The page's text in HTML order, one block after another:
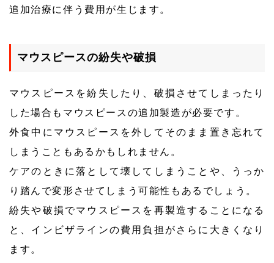
追加治療に伴う費用が生じます。
マウスピースの紛失や破損
マウスピースを紛失したり、破損させてしまったり
した場合もマウスピースの追加製造が必要です。
外食中にマウスピースを外してそのまま置き忘れて
しまうこともあるかもしれません。
ケアのときに落として壊してしまうことや、うっか
り踏んで変形させてしまう可能性もあるでしょう。
紛失や破損でマウスピースを再製造することになる
と、インビザラインの費用負担がさらに大きくなり
ます。